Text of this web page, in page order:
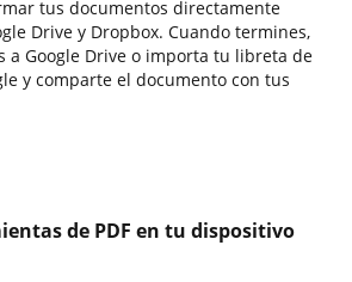
tus documentos directamente
Drive y Dropbox. Cuando termines,
a Google Drive o importa tu libreta de
y comparte el documento con tus
de PDF en tu dispositivo